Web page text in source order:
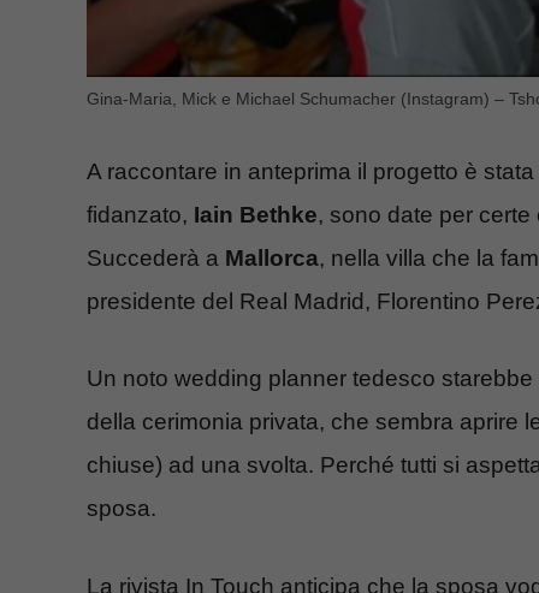
Gina-Maria, Mick e Michael Schumacher (Instagram) –
A raccontare in anteprima il progetto è
fidanzato, Iain Bethke, sono date per certe
Succederà a Mallorca, nella villa che la
presidente del Real Madrid, Florentino
Un noto wedding planner tedesco
della cerimonia privata, che sembra aprire
chiuse) ad una svolta. Perché tutti si
sposa.
La rivista In Touch anticipa che la sposa